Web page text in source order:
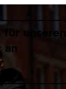
für unseren
an